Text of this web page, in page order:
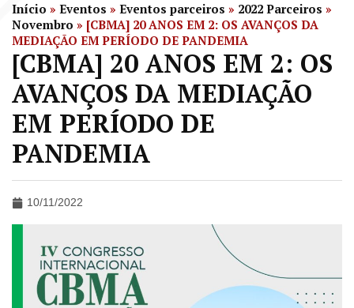
Início » Eventos » Eventos parceiros » 2022 Parceiros »
Novembro » [CBMA] 20 ANOS EM 2: OS AVANÇOS DA
MEDIAÇÃO EM PERÍODO DE PANDEMIA
[CBMA] 20 ANOS EM 2: OS
AVANÇOS DA MEDIAÇÃO
EM PERÍODO DE
PANDEMIA
10/11/2022